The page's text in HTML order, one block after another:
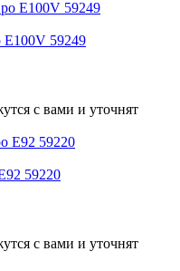
59249
с вами и уточнят
59220
с вами и уточнят